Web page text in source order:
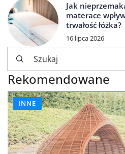
Jak
materace
trwałość łóżka?
16 lipca 2026
Rekomendowane
INNE